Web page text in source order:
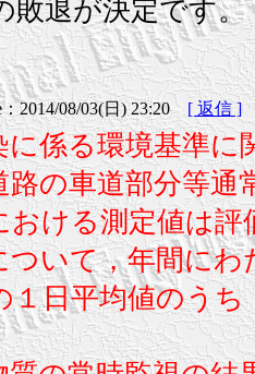
敗退が決定です。
2014/08/03(日) 23:20 [ 返信 ]
係る環境基準に
の車道部分等通
おける測定値は
いて，年間にわ
１日平均値のう